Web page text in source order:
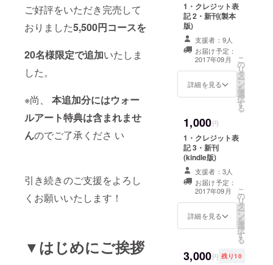
ご好評をいただき完売して
おりました5,500円コースを
20名様限定で追加いたしま
した。
※尚、 本追加分にはウォー
ルアート特典は含まれませ
んのでご了承くださ い
引き続きのご支援をよろし
くお願いいたします！
▼はじめにご挨拶
1・クレジット表
記 2・新刊(製本
版)
支援者：9人
お届け予定：
2017年09月
詳細を見る
こ
の
リ
タ
ー
ン
を
選
択
す
る
1,000円
1・クレジット表
記 3・新刊
(kindle版)
支援者：3人
お届け予定：
2017年09月
詳細を見る
こ
の
リ
タ
ー
ン
を
選
択
す
る
3,000円 残り10